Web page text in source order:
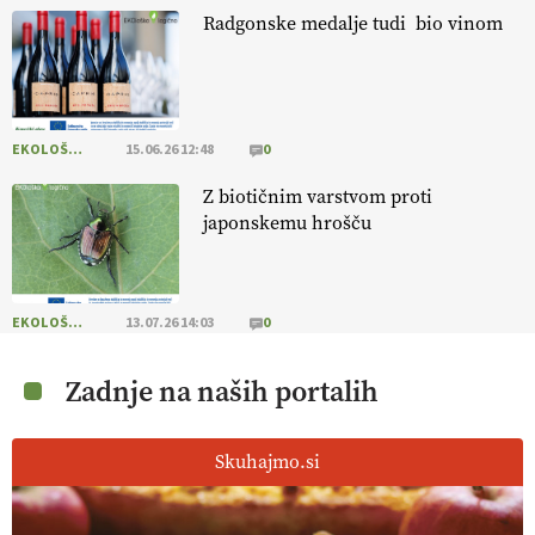
kmetijstva in uspešno prenovo kmetij
https://t.co/RRn8unbwXp @EUAgri #IMCAP #CAP
https://t.co/mnLHFv2VuP
[EKOloško = LOGIČNO ]
Ekološka reja kokoši skrbi za živali
, okolje
in kakovostna jajca . VEČ
https://t.co/PX49GVsP1M
@EUAgri #IMCAP #CAP https://t.co/a1xatzEeid
[EKOloško = LOGIČNO ]
Za bolj zdrava tla, večjo odpornost tal
VEČ
[EKOloško = LOGIČNO ] Ekološka hrana: Resnica ali le dobra reklama?
PRISLUHNITE
@EUAgri #imcap #cap #eco #skp #vlog
https://t.co/yev5PreiJu
Radgonske medalje tudi bio vinom
EKOLOŠKO LOGIČNO 15.06.26 12:48 0
Z biotičnim varstvom proti
japonskemu hrošču
EKOLOŠKO LOGIČNO 13.07.26 14:03 0
Zadnje na naših portalih
Skuhajmo.si